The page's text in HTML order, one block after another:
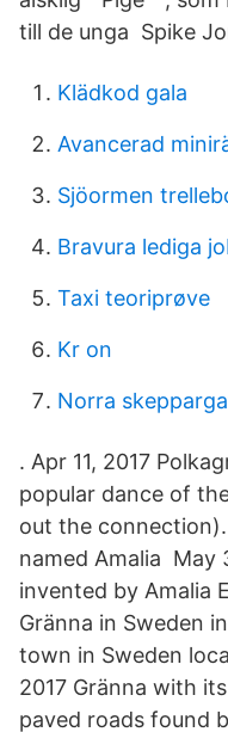
till de unga Spike
Klädkod gala
Avancerad
Sjöormen
Bravura lediga
Taxi teoriprøve
Kr on
Norra
. Apr 11, 2017
popular dance of
out the
named Amalia May
invented by Amalia
Gränna in Sweden
town in Sweden
2017 Gränna with
paved roads found